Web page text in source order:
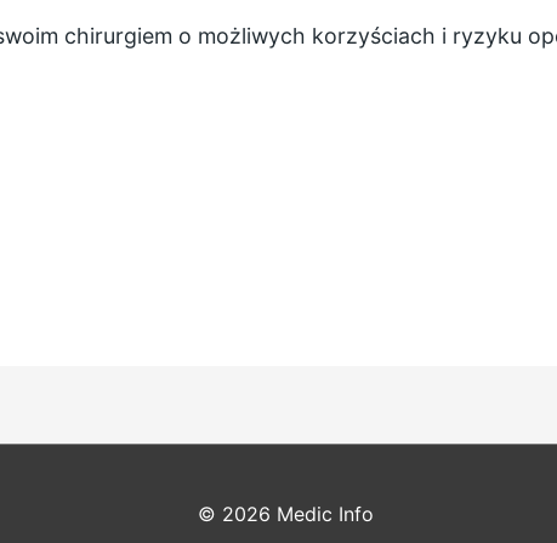
chirurgiem o możliwych korzyściach i ryzyku
© 2026 Medic Info